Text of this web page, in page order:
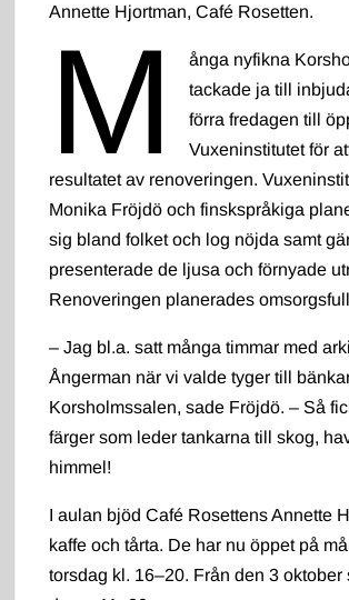
Annette Hjortman, Café Rosetten.
M
ånga nyfikna
tackade ja till
förra fredagen till
Vuxeninstitutet för
resultatet av renoveringen.
Monika Fröjdö och finskspråkiga
sig bland folket och log nöjda samt
presenterade de ljusa och förnyade
Renoveringen planerades
– Jag bl.a. satt många timmar med
Ångerman när vi valde tyger till
Korsholmssalen, sade Fröjdö. – Så
färger som leder tankarna till skog,
himmel!
I aulan bjöd Café Rosettens Annette
kaffe och tårta. De har nu öppet på
torsdag kl. 16–20. Från den 3 oktober